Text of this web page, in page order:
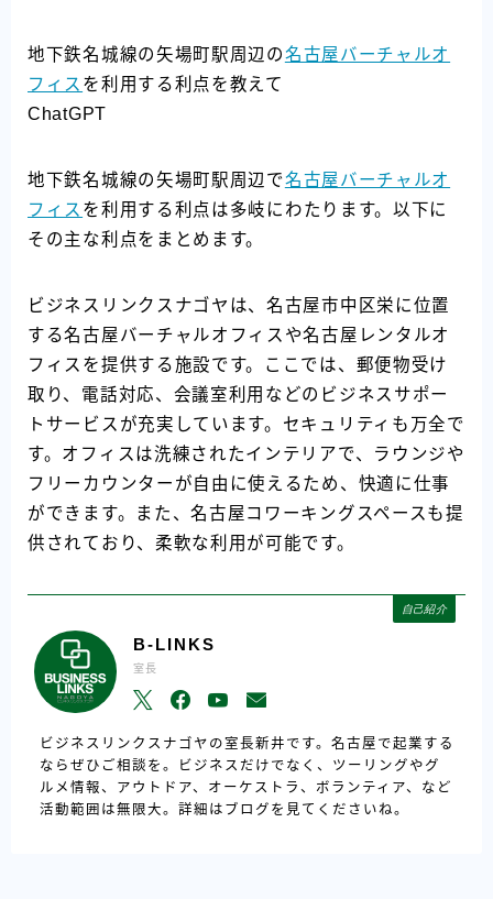
地下鉄名城線の矢場町駅周辺の名古屋バーチャルオ
フィス を利用する利点を教えて
ChatGPT
地下鉄名城線の矢場町駅周辺で名古屋バーチャルオ
フィス を利用する利点は多岐にわたります。以下に
その主な利点をまとめます。
ビジネスリンクスナゴヤは、名古屋市中区栄に位置
する名古屋バーチャルオフィスや名古屋レンタルオ
フィスを提供する施設です。ここでは、郵便物受け
取り、電話対応、会議室利用などのビジネスサポー
トサービスが充実しています。セキュリティも万全で
す。オフィスは洗練されたインテリアで、ラウンジや
フリーカウンターが自由に使えるため、快適に仕事
ができます。また、名古屋コワーキングスペースも提
供されており、柔軟な利用が可能です。
自己紹介
B-LINKS
室長
ビジネスリンクスナゴヤの室長新井です。名古屋で起業する
ならぜひご相談を。ビジネスだけでなく、ツーリングやグ
ルメ情報、アウトドア、オーケストラ、ボランティア、など
活動範囲は無限大。詳細はブログを見てくださいね。